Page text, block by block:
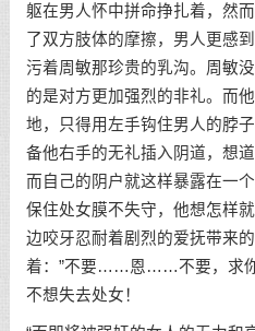
躯在男人怀中拼命挣扎着，然
了双方肢体的摩擦，男人更感
污着周敏那珍贵的乳沟。周敏
的是对方更加强烈的非礼。而
地，只得用左手钩住男人的脖
备他右手的无礼插入阴道，想
而自己的阴户就这样暴露在一
保住处女膜不失守，他想怎样
边咬牙忍耐着剧烈的爱抚带来
着：”不要……恩……不要，求
不想失去处女！